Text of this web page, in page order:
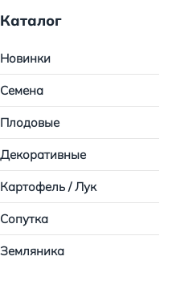
Каталог
Новинки
Семена
Плодовые
Декоративные
Картофель / Лук
Сопутка
Земляника